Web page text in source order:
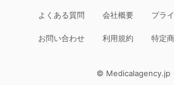
よくある質問 会社概要 プラ
お問い合わせ 利用規約 特定
© Medicalagency.jp